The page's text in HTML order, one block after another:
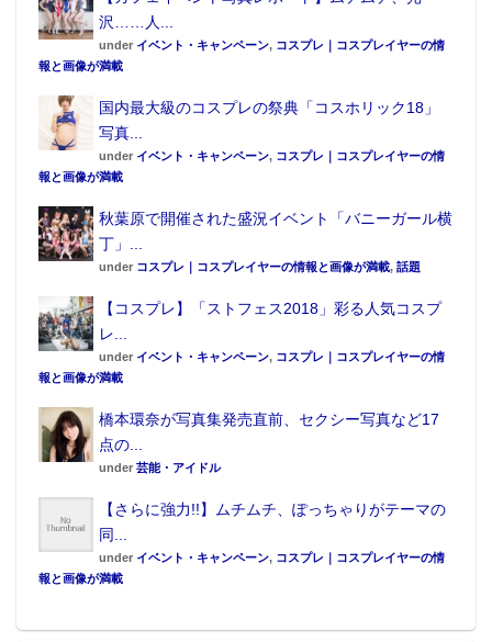
沢……人...
under イベント・キャンペーン, コスプレ｜コスプレイヤーの情
報と画像が満載
国内最大級のコスプレの祭典「コスホリック18」
写真...
under イベント・キャンペーン, コスプレ｜コスプレイヤーの情
報と画像が満載
秋葉原で開催された盛況イベント「バニーガール横
丁」...
under コスプレ｜コスプレイヤーの情報と画像が満載, 話題
【コスプレ】「ストフェス2018」彩る人気コスプ
レ...
under イベント・キャンペーン, コスプレ｜コスプレイヤーの情
報と画像が満載
橋本環奈が写真集発売直前、セクシー写真など17
点の...
under 芸能・アイドル
【さらに強力!!】ムチムチ、ぽっちゃりがテーマの
同...
under イベント・キャンペーン, コスプレ｜コスプレイヤーの情
報と画像が満載